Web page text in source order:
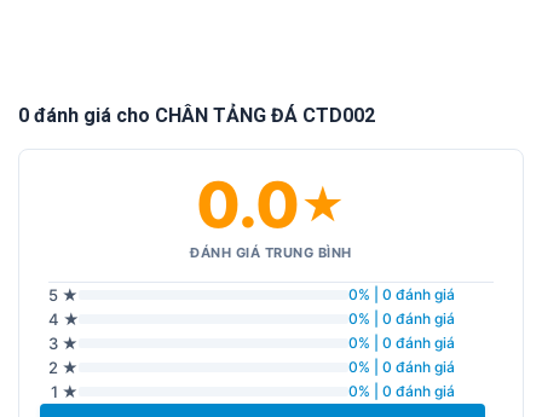
0 đánh giá cho CHÂN TẢNG ĐÁ CTD002
0.0★
ĐÁNH GIÁ TRUNG BÌNH
5 ★ 0% | 0 đánh giá
4 ★ 0% | 0 đánh giá
3 ★ 0% | 0 đánh giá
2 ★ 0% | 0 đánh giá
1 ★ 0% | 0 đánh giá